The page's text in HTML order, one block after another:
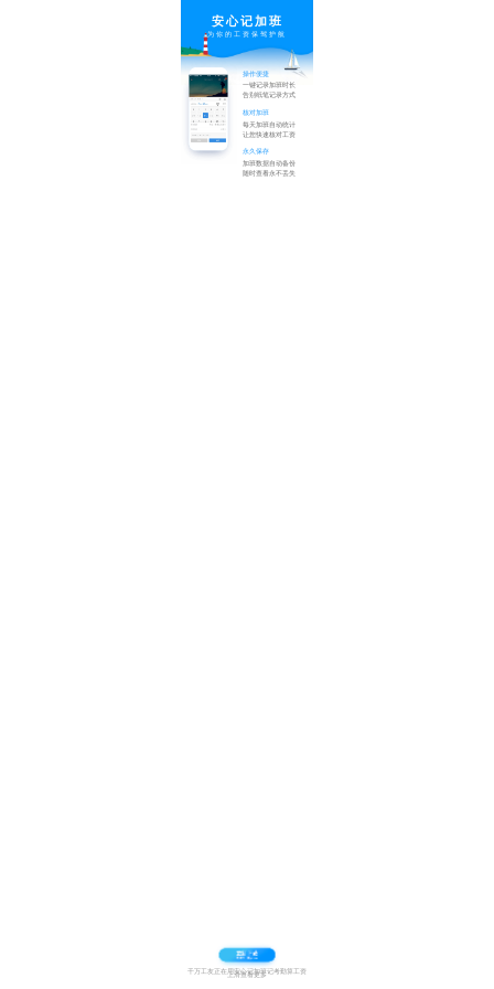
安心记加班
为你的工资保驾护航
操作便捷
一键记录加班时长
告别纸笔记录方式
核对加班
每天加班自动统计
让您快速核对工资
永久保存
加班数据自动备份
随时查看永不丢失
千万工友正在用安心记加班记考勤算工资
上滑查看更多